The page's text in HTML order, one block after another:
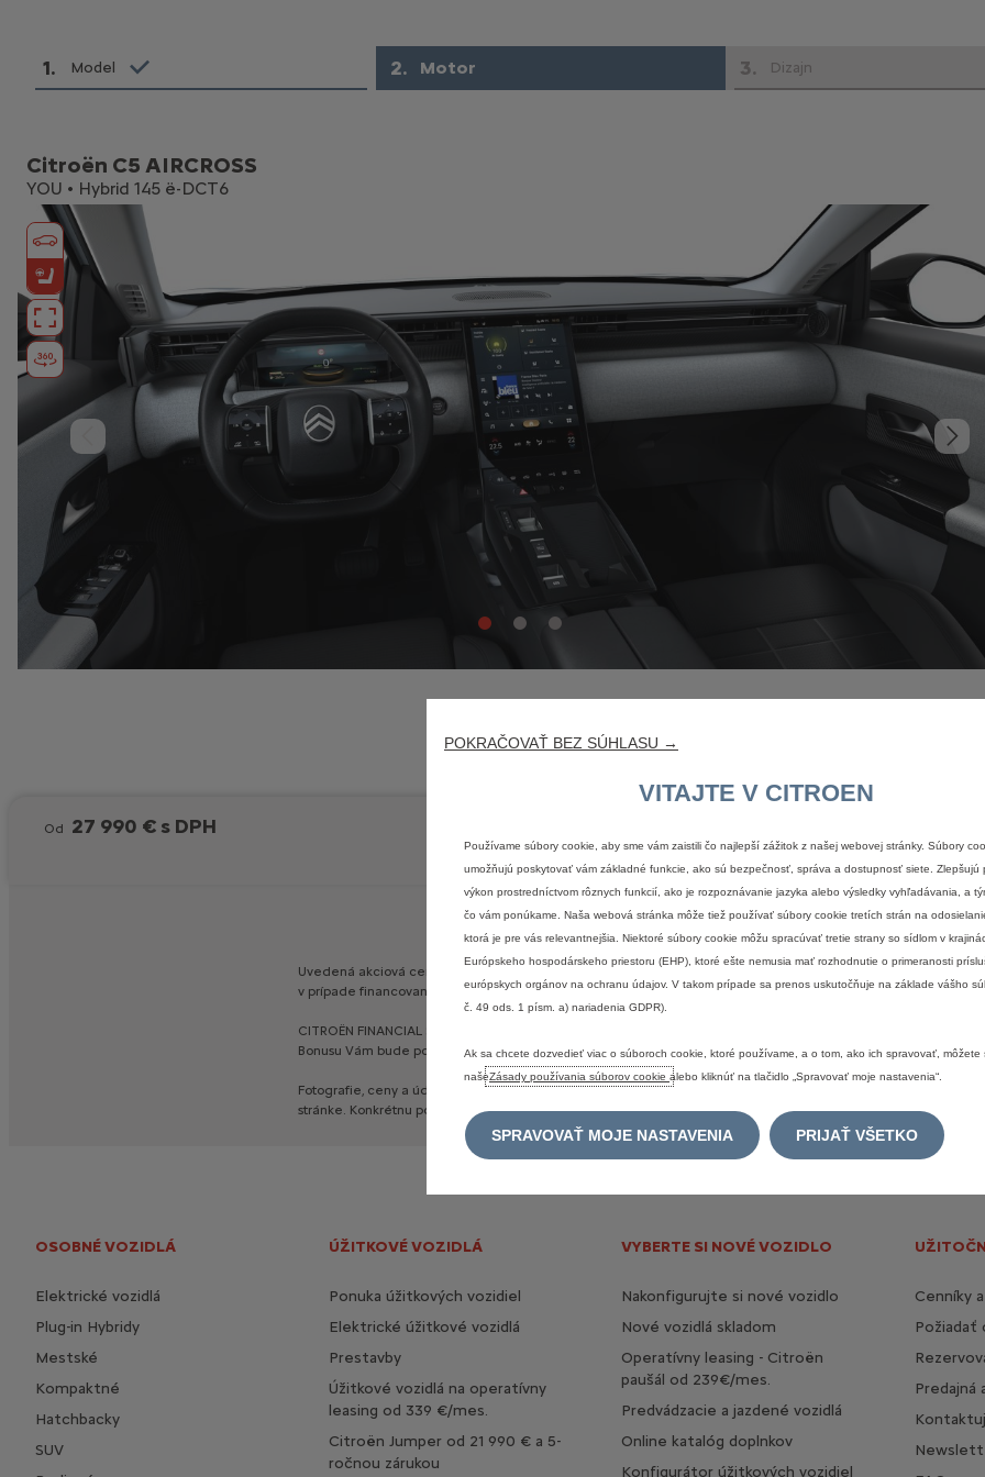
1. Model 2. Motor 3. Dizajn
Citroën C5 AIRCROSS
YOU • Hybrid 145 ë-DCT6
Od 27 990 € s DPH
Právne informácie
Uvedená akciová cena konfigurátore zahŕňa BONUS. Navyše je BONUS. CITROËN
v prípade financovania vozidla cez CITROËN FINANCIAL SERVICES.
CITROËN FINANCIAL
Bonusu Vám bude poskytnutá predajcom značky CITROËN.
Fotografie, ceny a údaje tejto stránke sú iba informatívne a
stránke. Konkrétnu ponuku konzultujte vždy prosím so svojim najbližším predajcom Citroën.
OSOBNÉ VOZIDLÁ
Elektrické vozidlá
Plug-in Hybridy
Mestské
Kompaktné
Hatchbacky
SUV
ÚŽITKOVÉ VOZIDLÁ
Ponuka úžitkových vozidiel
Elektrické úžitkové vozidlá
Prestavby
Úžitkové vozidlá na operatívny
leasing od 339 €/mes.
Citroën Jumper od 21 990 € a 5-
ročnou zárukou
VYBERTE SI NOVÉ VOZIDLO
Nakonfigurujte si nové vozidlo
Nové vozidlá skladom
Operatívny leasing - Citroën
paušál od 239€/mes.
Predvádzacie a jazdené vozidlá
Online katalóg doplnkov
Konfigurátor úžitkových vozidiel
Cenníky
Požiadať
Predajná
POKRAČOVAŤ BEZ SÚHLASU →
VITAJTE V CITROEN
Používame súbory cookie, aby sme vám zaistili čo najlepší zážitok z našej webovej stránky. Súbory
umožňujú poskytovať vám základné funkcie, ako sú bezpečnosť, správa a dostupnosť siete. Zlepšujú
výkon prostredníctvom rôznych funkcií, ako je rozpoznávanie jazyka alebo výsledky vyhľadávania, a
čo vám ponúkame. Naša webová stránka môže tiež používať súbory cookie tretích strán na
ktorá je pre vás relevantnejšia. Niektoré súbory cookie môžu spracúvať tretie strany so sídlom v
Európskeho hospodárskeho priestoru (EHP), ktoré ešte nemusia mať rozhodnutie o primeranosti
európskych orgánov na ochranu údajov. V takom prípade sa prenos uskutočňuje na základe vášho
č. 49 ods. 1 písm. a) nariadenia GDPR).
Ak sa chcete dozvedieť viac o súboroch cookie, ktoré používame, a o tom, ako ich spravovať, môžete
našeZásady používania súborov cookie alebo kliknúť na tlačidlo „Spravovať moje nastavenia“.
SPRAVOVAŤ MOJE NASTAVENIA PRIJAŤ VŠETKO